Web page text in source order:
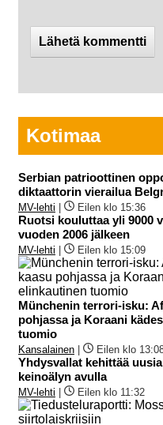
Kotimaa
Serbian patrioottinen
diktaattorin vierailua
MV-lehti Eilen klo 15:36
Ruotsi kouluttaa yli 9000
vuoden 2006 jälkeen
MV-lehti Eilen klo 15:09
Münchenin terrori-isku:
pohjassa ja Koraani
tuomio
Kansalainen Eilen klo
Yhdysvallat kehittää
keinoälyn avulla
MV-lehti Eilen klo 11:32